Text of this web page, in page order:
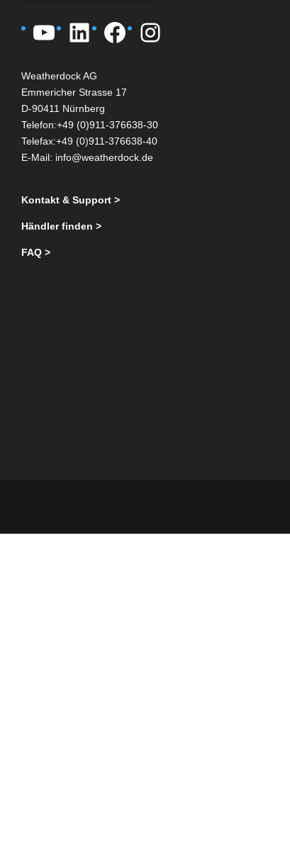
YouTube
LinkedIn
Facebook
Instagram
Weatherdock AG
Emmericher Strasse 17
D-90411 Nürnberg
Telefon:+49 (0)911-376638-30
Telefax:+49 (0)911-376638-40
E-Mail: info@weatherdock.de
Kontakt & Support >
Händler finden >
FAQ >